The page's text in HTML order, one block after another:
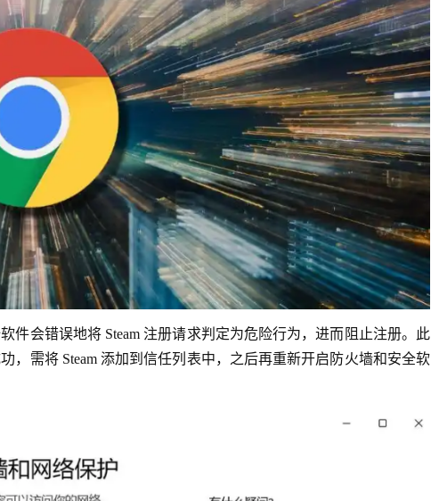
件会错误地将 Steam 注册请求判定为危险行为，进而阻止注册。此
，需将 Steam 添加到信任列表中，之后再重新开启防火墙和安全软